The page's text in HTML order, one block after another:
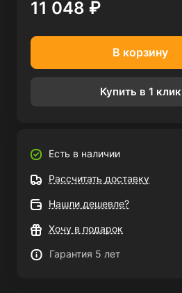
11 048 ₽
В корзину
Купить в 1 клик
Есть в наличии
Рассчитать доставку
Нашли дешевле?
Хочу в подарок
Гарантия 5 лет